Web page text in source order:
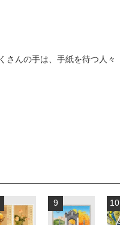
さんの手は、手紙を待つ人々
9 10